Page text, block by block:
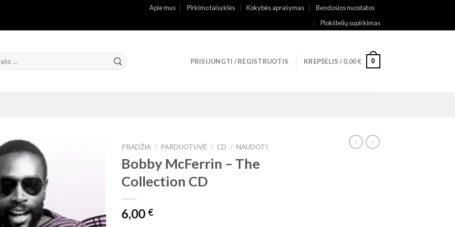
Apie mus Pirkimo taisyklės Kokybės aprašymas
Bendosios nuostatos
Plokštelių supirkimas
PRISIJUNGTI / REGISTRUOTIS KREPŠELIS /0,00€ 0
PRADŽIA / PARDUOTUVĖ / CD / NAUDOTI
Bobby McFerrin ‎– The
Collection CD
6,00 €